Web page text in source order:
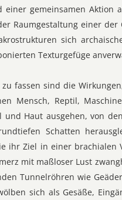
einer gemeinsamen
Raumgestaltung einer
sich
Texturgefüge
fassen sind die
Mensch, Reptil,
und Haut ausgehen, von
Schatten
ihr Ziel in einer brachialen
mit maßloser Lust
Tunnelröhren wie
sich als Gesäße,